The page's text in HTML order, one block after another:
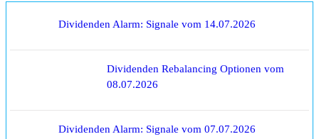
Dividenden Alarm: Signale vom 14.07.2026
Dividenden Rebalancing Optionen vom
08.07.2026
Dividenden Alarm: Signale vom 07.07.2026